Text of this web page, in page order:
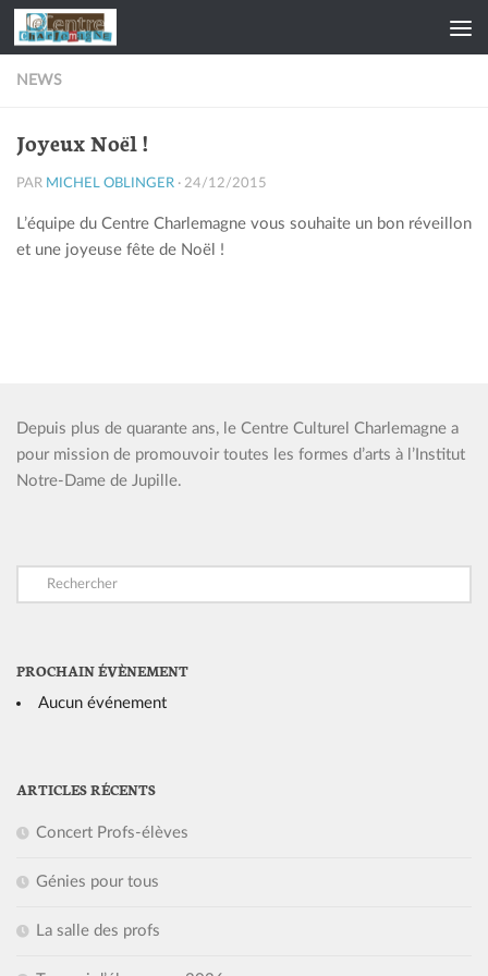
Skip to content
NEWS
Joyeux Noël !
PAR MICHEL OBLINGER · 24/12/2015
L’équipe du Centre Charlemagne vous souhaite un bon réveillon
et une joyeuse fête de Noël !
Depuis plus de quarante ans, le Centre Culturel Charlemagne a
pour mission de promouvoir toutes les formes d’arts à l’Institut
Notre-Dame de Jupille.
PROCHAIN ÉVÈNEMENT
Aucun événement
ARTICLES RÉCENTS
Concert Profs-élèves
Génies pour tous
La salle des profs